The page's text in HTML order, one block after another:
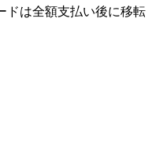
ドは全額支払い後に移転